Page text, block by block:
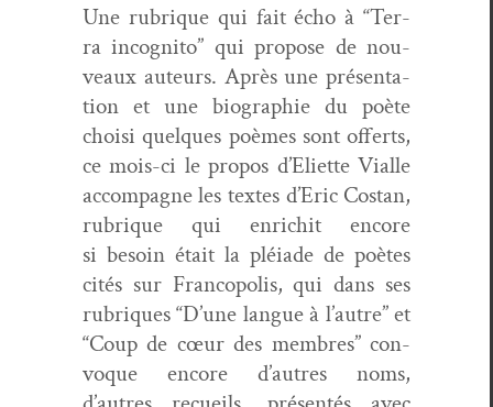
Une rubrique qui fait écho à “Ter­
ra incog­ni­to” qui pro­pose de nou­
veaux auteurs. Après une présen­ta­
tion et une biogra­phie du poète
choisi quelques poèmes sont offerts,
ce mois-ci le pro­pos d’Eli­ette Vialle
accom­pa­gne les textes d’Er­ic Costan,
rubrique qui enri­chit encore
si besoin était la pléi­ade de poètes
cités sur Fran­copo­lis, qui dans ses
rubriques“D’une langue à l’autre” et
“Coup de cœur des mem­bres” con­
voque encore d’autres noms,